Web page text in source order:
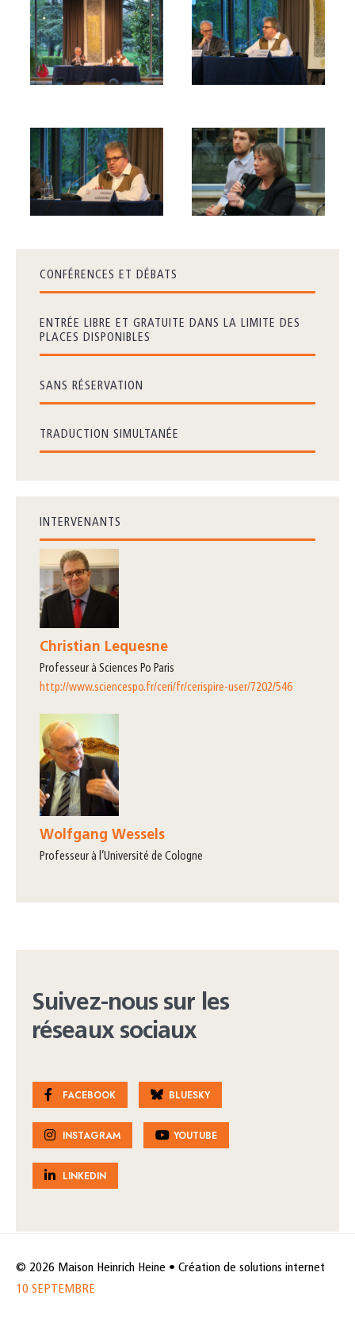
CONFÉRENCES ET DÉBATS
ENTRÉE LIBRE ET GRATUITE DANS LA LIMITE DES
PLACES DISPONIBLES
SANS RÉSERVATION
TRADUCTION SIMULTANÉE
INTERVENANTS
Christian Lequesne
professeur à Sciences Po Paris
http://www.sciencespo.fr/ceri/fr/cerispire-user/7202/546
Wolfgang Wessels
professeur à l’Université de Cologne
Suivez-nous sur les
réseaux sociaux
FACEBOOK BLUESKY
INSTAGRAM YOUTUBE
LINKEDIN
© 2026 Maison Heinrich Heine • Création de solutions internet
10 SEPTEMBRE